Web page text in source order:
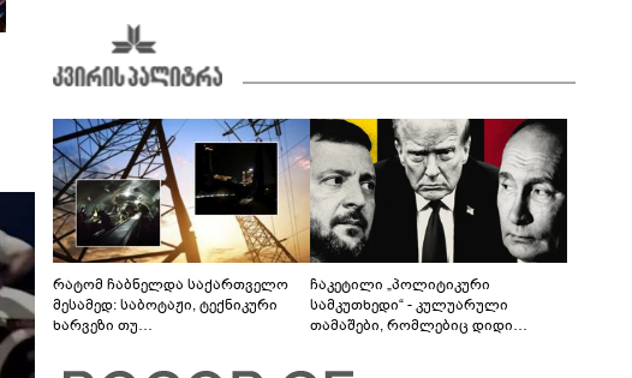
რატომ ჩაბნელდა საქართველო
მესამედ: საბოტაჟი, ტექნიკური
ხარვეზი თუ
ჩაკეტილი „პოლიტიკური
სამკუთხედი“ - კულუარული
თამაშები, რომლებიც დიდი